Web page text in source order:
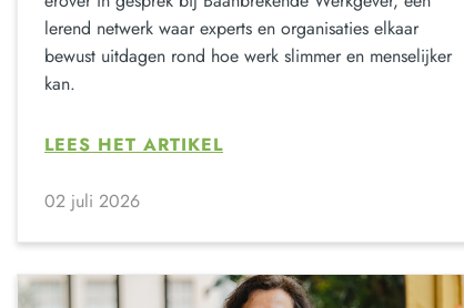
lerend netwerk waar experts en organisaties elkaar
bewust uitdagen rond hoe werk slimmer en menselijker
kan.
LEES HET ARTIKEL
02 juli 2026